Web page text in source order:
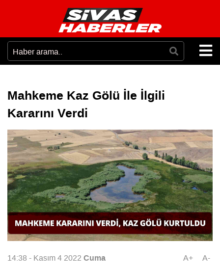
Mahkeme Kaz Gölü İle İlgili
Kararını Verdi
14:38 - Kasım 4 2022 Cuma A+ A-